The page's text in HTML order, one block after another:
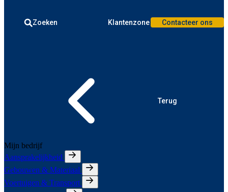
Zoeken Klantenzone Contacteer ons
Terug
Mijn bedrijf
Aansprakelijkheid
Gebouwen & Materiaal
Voertuigen & Transport